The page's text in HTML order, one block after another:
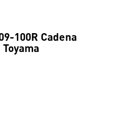
100R Cadena
Toyama